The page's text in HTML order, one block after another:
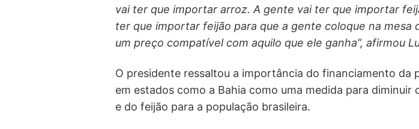
vai ter que importar arroz. A gente vai ter que importar
ter que importar feijão para que a gente coloque na mesa
um preço compatível com aquilo que ele ganha”, afirmou
O presidente ressaltou a importância do financiamento da
em estados como a Bahia como uma medida para diminuir
e do feijão para a população brasileira.